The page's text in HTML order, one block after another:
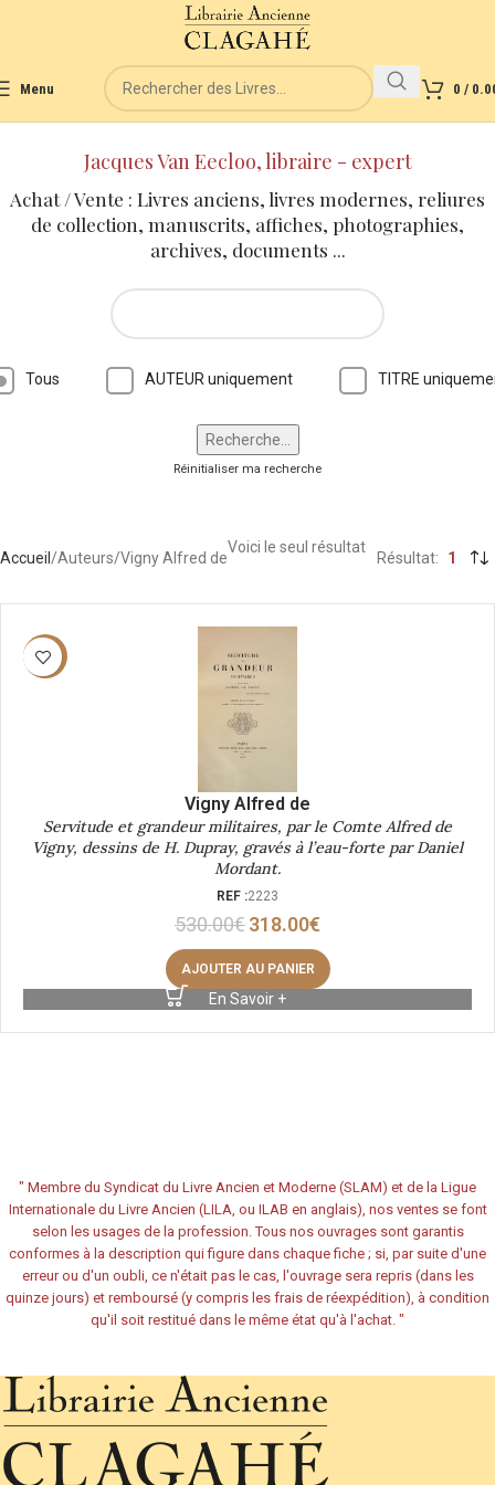
Menu 0 /
Jacques Van Eecloo, libraire - expert
Achat / Vente : Livres anciens, livres modernes, reliures
de collection, manuscrits, affiches, photographies,
archives, documents ...
Tous AUTEUR uniquement TITRE
Réinitialiser ma recherche
Accueil Auteurs Vigny Alfred de
Voici le seul résultat
Résultat 1
-40%
Vigny Alfred de
Servitude et grandeur militaires, par le Comte Alfred de
Vigny, dessins de H. Dupray, gravés à l’eau-forte par Daniel
Mordant.
REF :2223
530.00€318.00€
AJOUTER AU PANIER
En Savoir +
" Membre du Syndicat du Livre Ancien et Moderne (SLAM) et de la Ligue
Internationale du Livre Ancien (LILA, ou ILAB en anglais), nos ventes se font
selon les usages de la profession. Tous nos ouvrages sont garantis
conformes à la description qui figure dans chaque fiche ; si, par suite d'une
erreur ou d'un oubli, ce n'était pas le cas, l'ouvrage sera repris (dans les
quinze jours) et remboursé (y compris les frais de réexpédition), à condition
qu'il soit restitué dans le même état qu'à l'achat. "